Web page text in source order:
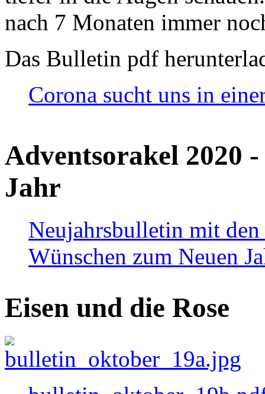
nach 7 Monaten immer
Das Bulletin pdf
Corona sucht uns in
Adventsorakel 2020
Jahr
Neujahrsbulletin mit den
Wünschen zum Neuen
Eisen und die Rose